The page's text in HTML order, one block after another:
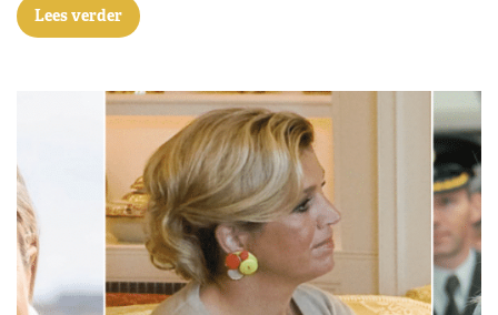
Lees verder